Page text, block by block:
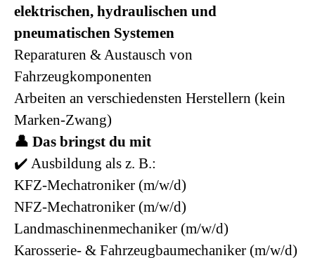
elektrischen, hydraulischen und
pneumatischen Systemen
Reparaturen & Austausch von
Fahrzeugkomponenten
Arbeiten an verschiedensten Herstellern (kein
Marken-Zwang)
👤 Das bringst du mit
✔️ Ausbildung als z. B.:
KFZ-Mechatroniker (m/w/d)
NFZ-Mechatroniker (m/w/d)
Landmaschinenmechaniker (m/w/d)
Karosserie- & Fahrzeugbaumechaniker (m/w/d)